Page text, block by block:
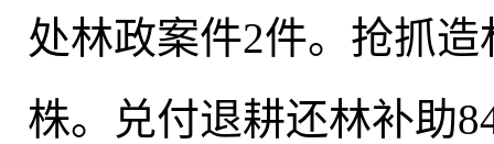
处林政案件2件。抢抓造
株。兑付退耕还林补助